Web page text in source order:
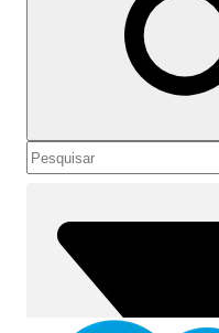
Mostrar índice
Índice